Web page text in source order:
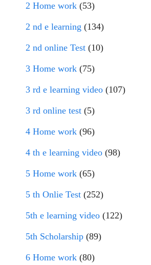
2 Home work (53)
2 nd e learning (134)
2 nd online Test (10)
3 Home work (75)
3 rd e learning video (107)
3 rd online test (5)
4 Home work (96)
4 th e learning video (98)
5 Home work (65)
5 th Onlie Test (252)
5th e learning video (122)
5th Scholarship (89)
6 Home work (80)